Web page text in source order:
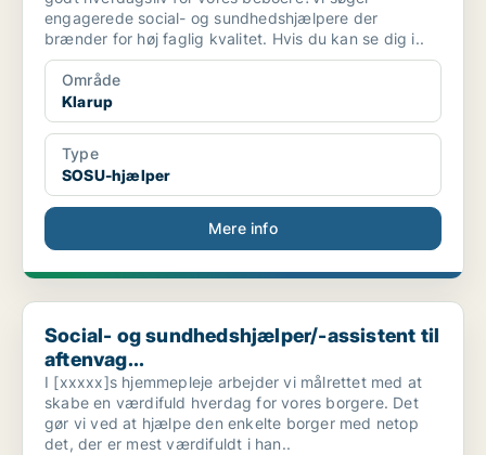
engagerede social- og sundhedshjælpere der
brænder for høj faglig kvalitet. Hvis du kan se dig i..
Område
Klarup
Type
SOSU-hjælper
Mere info
Social- og sundhedshjælper/-assistent til aftenvag...
Social- og sundhedshjælper/-assistent til
aftenvag...
I [xxxxx]s hjemmepleje arbejder vi målrettet med at
skabe en værdifuld hverdag for vores borgere. Det
gør vi ved at hjælpe den enkelte borger med netop
det, der er mest værdifuldt i han..